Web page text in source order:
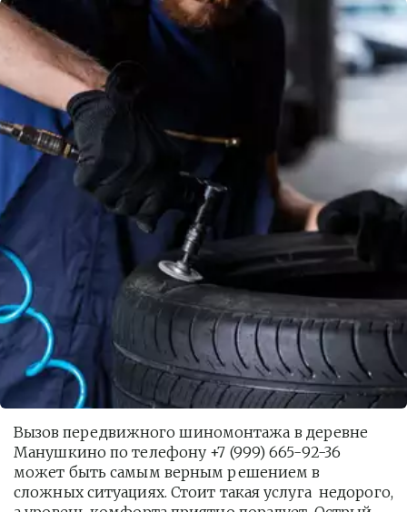
Вызов передвижного шиномонтажа в деревне
Манушкино по телефону +7 (999) 665-92-36
может быть самым верным решением в
сложных ситуациях. Стоит такая услуга  недорого,